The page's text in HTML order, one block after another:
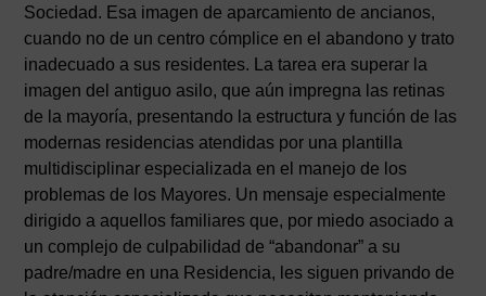
Sociedad. Esa imagen de aparcamiento de ancianos,
cuando no de un centro cómplice en el abandono y trato
inadecuado a sus residentes. La tarea era superar la
imagen del antiguo asilo, que aún impregna las retinas
de la mayoría, presentando la estructura y función de las
modernas residencias atendidas por una plantilla
multidisciplinar especializada en el manejo de los
problemas de los Mayores. Un mensaje especialmente
dirigido a aquellos familiares que, por miedo asociado a
un complejo de culpabilidad de “abandonar” a su
padre/madre en una Residencia, les siguen privando de